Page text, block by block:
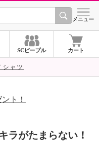
シ
メニュー
SCピープル カート
シャツ
ト！
ラがたまらない！